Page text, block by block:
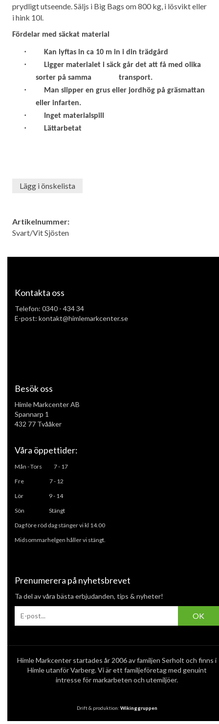
prydligt utseende. Säljs i Big Bags om 800 kg, i lösvikt eller
i hink 10l.
Fördelar med säckat material
· Kan lyftas in ca 10 m in i din trädgård
·
Ligger materialet i säck går det att få med olika
sorter på samma transport.
·
Man slipper en grus eller jordhög på gräsmattan
eller infarten.
· Inget materialspill
· Lättarbetat
Lägg i önskelista
Artikelnummer:
Svart/Vit Sjösten
Kontakta oss
Telefon: 0340 - 434 34
E-post: kontakt@himlemarkcenter.se
Besök oss
Himle Markcenter AB
Spannarp 1
432 77 Tvååker
Våra öppettider:
Mån - Tors
7 - 17
Fre 7 - 12
L ör 9 - 14
Sön Stängt
Dag före röd dag stänger vi kl 14.00
Midsommarhelgen håller vi stängt.
Prenumerera på nyhetsbrevet
Ta del av våra bästa erbjudanden, tips & nyheter!
OK
Himle Markcenter startades år 2006 av familjen Serholt och finns i
Himle utanför Varberg. Vi är ett familjeföretag med genuint
intresse för markarbeten och utemiljöer.
Drift & produktion: Wikinggruppen